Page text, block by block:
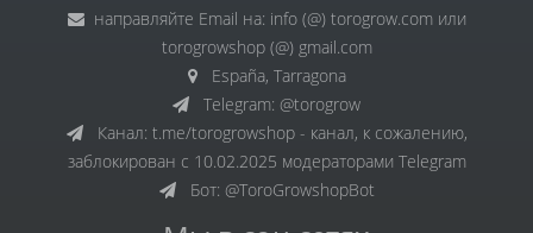
направляйте Email на: info (@) torogrow.com или
torogrowshop (@) gmail.com
España, Tarragona
Telegram: @torogrow
Канал: t.me/torogrowshop - канал, к сожалению,
заблокирован с 10.02.2025 модераторами Telegram
Бот: @ToroGrowshopBot